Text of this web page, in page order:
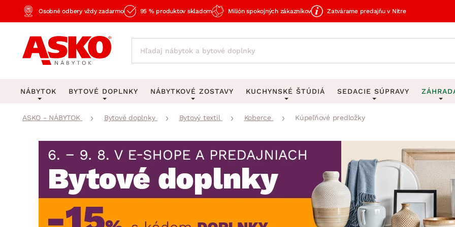
Osobné odbery vždy zadarmo 95 % produktov skladom Milión spokojných zákazníkov Zatvárame predajňu v Nitre
NÁBYTOK
Obývacia izba
Spálňa
Pracovňa a kancelária
BYTOVÉ DOPLNKY
KOBERCE
Veľké a stredné koberce
Behúne a malé koberce
Detské koberce
Kúpeľňové predložky
OSVETLENIE
Stolové lampy a lampičky
Stropné osvetlenie
Lustre a závesné svietidlá
Stojacie lampy
DEKORÁCIE
Obrazy
Zrkadlá
Zobrazit vše
Vešiaky na
Stojany na
Stojany na
Stojany na
Zobrazit vše
NÁBYTKOVÉ ZOSTAVY
Obývacie zostavy
Spálňové zostavy
Kancelárske zostavy
Kuchynské zostavy
Detské zostavy
KUCHYNSKÉ ŠTÚDIÁ SEDACIE SÚPRAVY
Sedacie súpravy do U
Rohové sedacie súpravy
Sedacie súpravy 3-2-1
Sedacie súpravy na mieru
ASKO - NÁBYTOK Bytové doplnky Bytový textil Koberce Kúpeľňové predložky